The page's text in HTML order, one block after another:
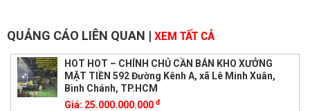
QUẢNG CÁO LIÊN QUAN | XEM TẤT CẢ
HOT HOT – CHÍNH CHỦ CẦN BÁN KHO XƯỞNG
MẶT TIỀN 592 Đường Kênh A, xã Lê Minh Xuân,
Bình Chánh, TP.HCM
Giá: 25.000.000.000 đ